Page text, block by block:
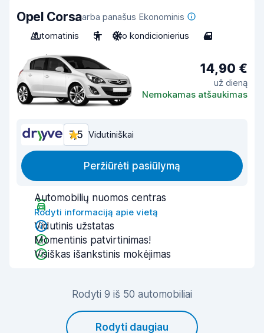
Opel Corsaarba panašus Ekonominis
Automatinis
5 Oro kondicionierius 4
14,90 €
už dieną
Nemokamas atšaukimas
7,5 Vidutiniškai
Peržiūrėti pasiūlymą
Automobilių nuomos centras
Rodyti informaciją apie vietą
Vidutinis užstatas
Momentinis patvirtinimas!
Visiškas išankstinis mokėjimas
Rodyti 9 iš 50 automobiliai
Rodyti daugiau